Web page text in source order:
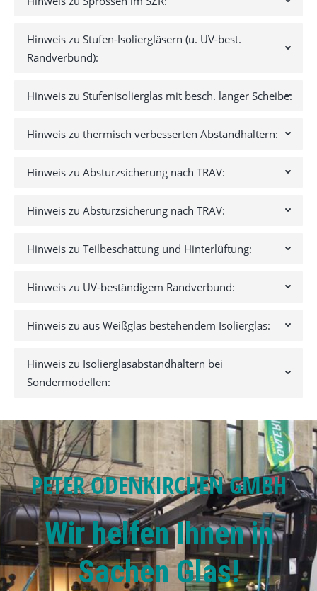
Hinweis zu Stufen-Isoliergläsern (u. UV-best.
Randverbund):
Hinweis zu Stufenisolierglas mit besch. langer Scheibe:
Hinweis zu thermisch verbesserten Abstandhaltern:
Hinweis zu Absturzsicherung nach TRAV:
Hinweis zu Absturzsicherung nach TRAV:
Hinweis zu Teilbeschattung und Hinterlüftung:
Hinweis zu UV-beständigem Randverbund:
Hinweis zu aus Weißglas bestehendem Isolierglas:
Hinweis zu Isolierglasabstandhaltern bei
Sondermodellen:
PETER ODENKIRCHEN GMBH
Wir helfen Ihnen in
Sachen Glas!